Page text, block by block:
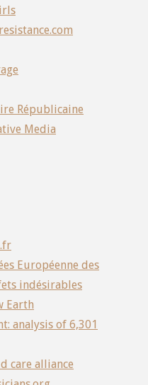
Républicaine
Media
Européenne des
indésirables
Earth
analysis of 6,301
care alliance